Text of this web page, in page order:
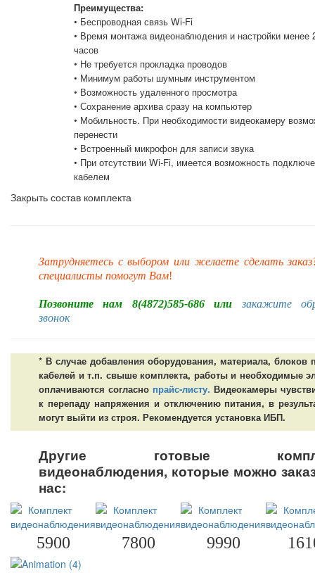
Преимущества:
• Беспроводная связь Wi-Fi
• Время монтажа видеонаблюдения и настройки менее
часов
• Не требуется прокладка проводов
• Минимум работы шумным инструментом
• Возможность удаленного просмотра
• Сохранение архива сразу на компьютер
• Мобильность. При необходимости видеокамеру
перенести
• Встроенный микрофон для записи звука
• При отсутствии Wi-Fi, имеется возможность
кабелем
Закрыть состав комплекта
Затрудняетесь с выбором или желаете сделать
специалисты помогут Вам!
Позвоните нам 8(4872)585-686 или
закажите
звонок
* В случае добавления оборудования, материала, блоков
кабелей и т.п. свыше комплекта, работы и необходимые
оплачиваются согласно прайс-листу. Видеокамеры
к перепаду напряжения и отключению питания, в
могут выйти из строя. Рекомендуется установка ИБП.
Другие готовые
видеонаблюдения, которые можно
нас:
5900 7800 9990